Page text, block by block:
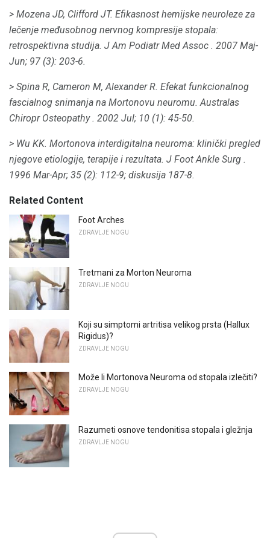
> Mozena JD, Clifford JT. Efikasnost hemijske neuroleze za
lečenje međusobnog nervnog kompresije stopala:
retrospektivna studija. J Am Podiatr Med Assoc . 2007 Maj-
Jun; 97 (3): 203-6.
> Spina R, Cameron M, Alexander R. Efekat funkcionalnog
fascialnog snimanja na Mortonovu neuromu. Australas
Chiropr Osteopathy. 2002 Jul; 10 (1): 45-50.
> Wu KK. Mortonova interdigitalna neuroma: klinički pregled
njegove etiologije, terapije i rezultata. J Foot Ankle Surg .
1996 Mar-Apr; 35 (2): 112-9; diskusija 187-8.
Related Content
Foot Arches
ZDRAVLJE NOGU
Tretmani za Morton Neuroma
ZDRAVLJE NOGU
Koji su simptomi artritisa velikog prsta (Hallux
Rigidus)?
ZDRAVLJE NOGU
Može li Mortonova Neuroma od stopala izlečiti?
ZDRAVLJE NOGU
Razumeti osnove tendonitisa stopala i gležnja
ZDRAVLJE NOGU